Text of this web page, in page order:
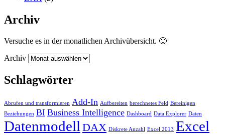
Archiv
Versuche es in der monatlichen Archivübersicht. 🙂
Archiv
Schlagwörter
Abrufen und transformieren Add-In Aufbereiten berechnetes Feld Bereinigen
Beziehungen BI Business Intelligence Dashboard Data Explorer Daten
Datenmodell DAX Diskrete Anzahl Excel 2013 Excel